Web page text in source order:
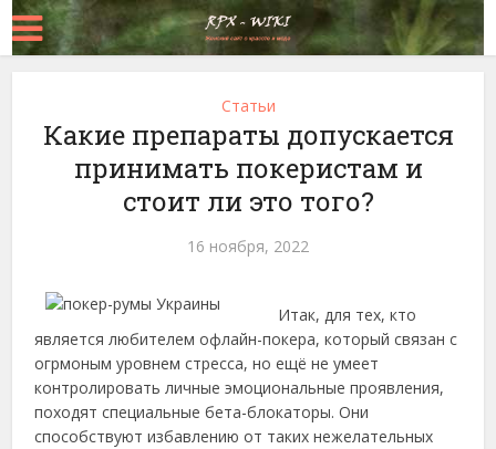
Статьи
Какие препараты допускается
принимать покеристам и
стоит ли это того?
16 ноября, 2022
Итак, для тех, кто
является любителем офлайн-покера, который связан с
огрмоным уровнем стресса, но ещё не умеет
контролировать личные эмоциональные проявления,
походят специальные бета-блокаторы. Они
способствуют избавлению от таких нежелательных